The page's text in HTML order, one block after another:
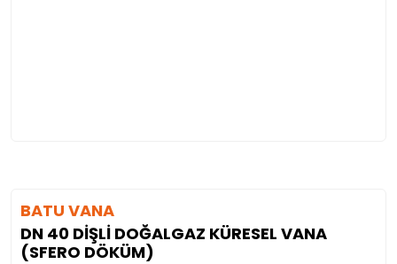
BATU VANA
DN 40 DİŞLİ DOĞALGAZ KÜRESEL VANA
(SFERO DÖKÜM)